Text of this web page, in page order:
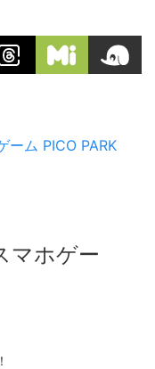
ーム PICO PARK
マホゲー